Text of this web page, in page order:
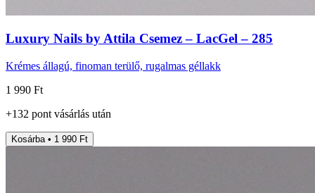
Luxury Nails by Attila Csemez – LacGel – 285
Krémes állagú, finoman terülő, rugalmas géllakk
1 990 Ft
+132 pont vásárlás után
Kosárba • 1 990 Ft